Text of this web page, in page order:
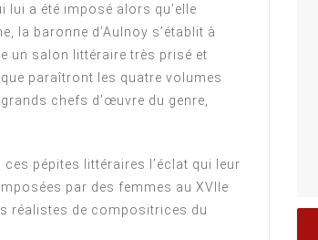
lui a été imposé alors qu’elle
la baronne d’Aulnoy s’établit à
un salon littéraire très prisé et
paraîtront les quatre volumes
chefs d’œuvre du genre,
pépites littéraires l’éclat qui leur
par des femmes au XVIIe
réalistes de compositrices du